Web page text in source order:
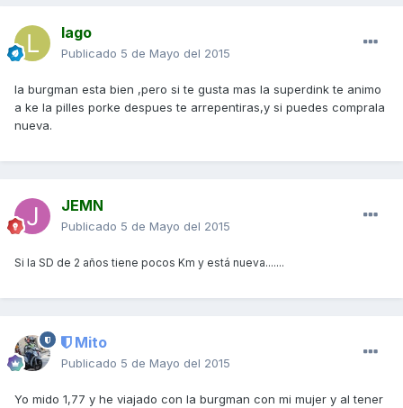
lago
Publicado 5 de Mayo del 2015
la burgman esta bien ,pero si te gusta mas la superdink te animo
a ke la pilles porke despues te arrepentiras,y si puedes comprala
nueva.
JEMN
Publicado 5 de Mayo del 2015
Si la SD de 2 años tiene pocos Km y está nueva.......
Mito
Publicado 5 de Mayo del 2015
Yo mido 1,77 y he viajado con la burgman con mi mujer y al tener